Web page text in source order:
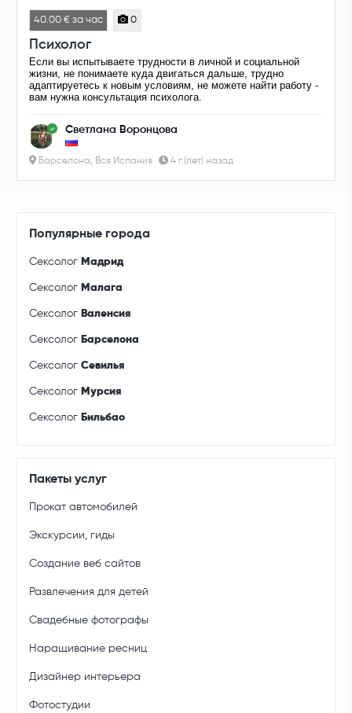
40.00 € за час 0
Психолог
Если вы испытываете трудности в личной и социальной
жизни, не понимаете куда двигаться дальше, трудно
адаптируетесь к новым условиям, не можете найти работу -
вам нужна консультация психолога.
Светлана Воронцова
Барселона, Вся Испания 4 г.(лет) назад
Популярные города
Сексолог Мадрид
Сексолог Малага
Сексолог Валенсия
Сексолог Барселона
СексологСевилья
Сексолог Мурсия
Сексолог Бильбао
Пакеты услуг
Прокат автомобилей
Экскурсии, гиды
Создание веб сайтов
Развлечения для детей
Свадебные фотографы
Наращивание ресниц
Дизайнер интерьера
Фотостудии